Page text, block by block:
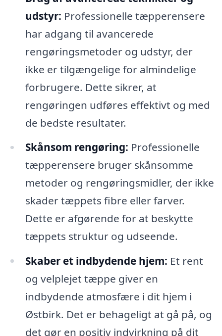
udstyr: Professionelle tæpperensere
har adgang til avancerede
rengøringsmetoder og udstyr, der
ikke er tilgængelige for almindelige
forbrugere. Dette sikrer, at
rengøringen udføres effektivt og med
de bedste resultater.
Skånsom rengøring: Professionelle
tæpperensere bruger skånsomme
metoder og rengøringsmidler, der ikke
skader tæppets fibre eller farver.
Dette er afgørende for at beskytte
tæppets struktur og udseende.
Skaber et indbydende hjem: Et rent
og velplejet tæppe giver en
indbydende atmosfære i dit hjem i
Østbirk. Det er behageligt at gå på, og
det gør en positiv indvirkning på dit